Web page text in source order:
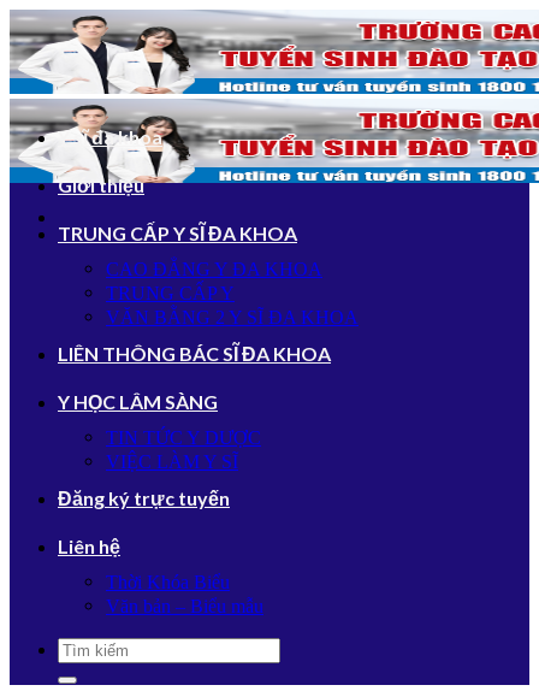
Bỏ
qua
nội
dung
Y sĩ đa khoa
Giới thiệu
TRUNG CẤP Y SĨ ĐA KHOA
CAO ĐẲNG Y ĐA KHOA
TRUNG CẤP Y
VĂN BẰNG 2 Y SĨ ĐA KHOA
LIÊN THÔNG BÁC SĨ ĐA KHOA
Y HỌC LÂM SÀNG
TIN TỨC Y DƯỢC
VIỆC LÀM Y SĨ
Đăng ký trực tuyến
Liên hệ
Thời Khóa Biểu
Văn bản – Biểu mẫu